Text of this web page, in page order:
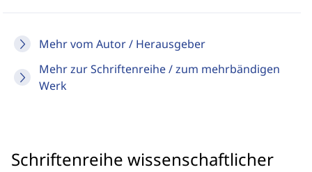
Mehr vom Autor / Herausgeber
Mehr zur Schriftenreihe / zum mehrbändigen
Werk
Schriftenreihe wissenschaftlicher